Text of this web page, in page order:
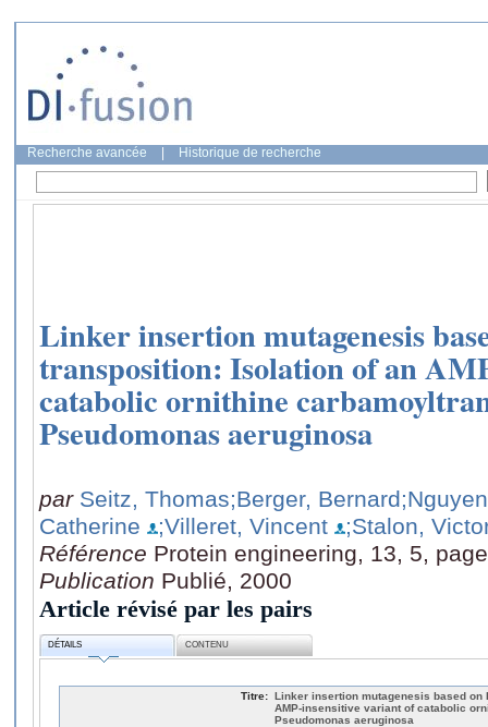
Recherche avancée Historique de recherche
Linker insertion mutagenesis
transposition: Isolation of an
catabolic ornithine
Pseudomonas aeruginosa
par Seitz, Thomas;Berger, Bernard
Catherine
;Villeret, Vincent
;Stalon,
Référence Protein engineering, 13, 5,
Publication Publié, 2000
Article révisé par les pairs
DÉTAILS CONTENU
Titre: Linker insertion mutagenesis based on
AMP-insensitive variant of catabolic
Pseudomonas aeruginosa